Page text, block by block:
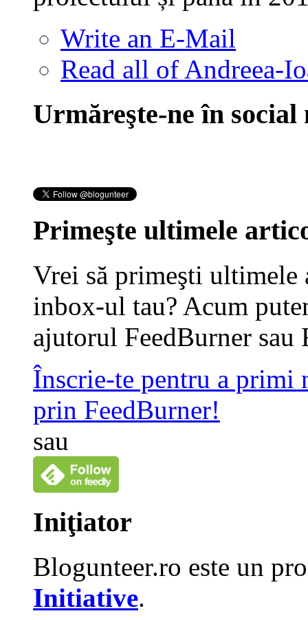
Write an E-Mail
Read all of Andreea-
Urmăreşte-ne în social
Primeşte ultimele
Vrei să primeşti
inbox-ul tau? Acum
ajutorul FeedBurner sau
Înscrie-te pentru a primi
prin FeedBurner!
sau
Iniţiator
Blogunteer.ro este un
Initiative.